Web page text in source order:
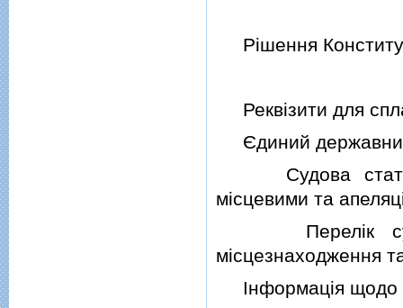
Рiшення
Реквiзити для
Єдиний
Судова
мiсцевими та
Перелiк судiв
мiсцезнаходження
Iнформацiя щодо